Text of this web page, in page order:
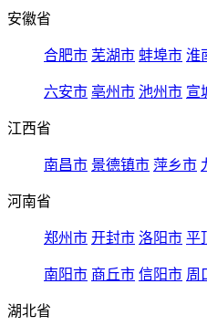
安徽省
合肥市 芜湖市 蚌埠市 淮
六安市 亳州市 池州市 宣
江西省
南昌市 景德镇市 萍乡市
河南省
郑州市 开封市 洛阳市 平
南阳市 商丘市 信阳市 周
湖北省